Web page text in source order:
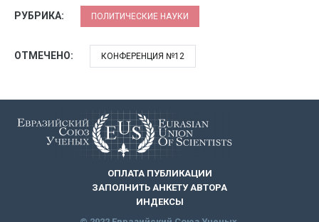
РУБРИКА: ПОЛИТИЧЕСКИЕ НАУКИ
ОТМЕЧЕНО: КОНФЕРЕНЦИЯ №12
ОПЛАТА ПУБЛИКАЦИИ
ЗАПОЛНИТЬ АНКЕТУ АВТОРА
ИНДЕКСЫ